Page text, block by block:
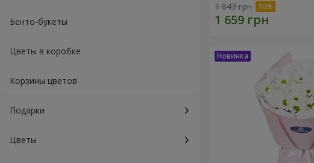
Бенто-букеты
Цветы в коробке
Корзины цветов
Подарки
Цветы
1 843 грн